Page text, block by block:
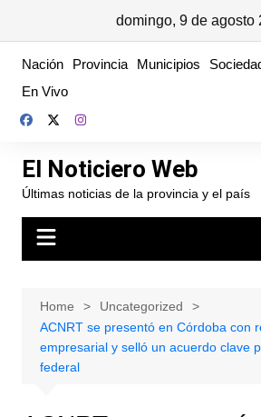
domingo, 9 de agosto
content
Nación Provincia Municipios
En Vivo
El Noticiero Web
Últimas noticias de la provincia y el país
Home
Uncategorized
ACNRT se presentó en Córdoba con
empresarial y selló un acuerdo clave
federal